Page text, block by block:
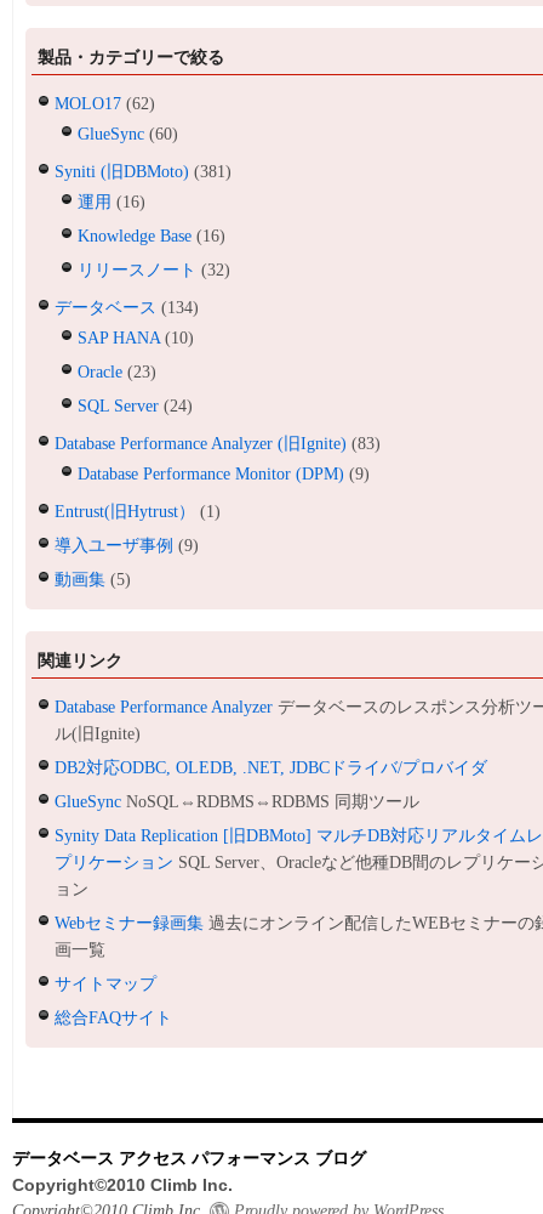
製品・カテゴリーで絞る
MOLO17 (62)
GlueSync (60)
Syniti (旧DBMoto) (381)
運用 (16)
Knowledge Base (16)
リリースノート (32)
データベース (134)
SAP HANA(10)
Oracle (23)
SQL Server (24)
Database Performance Analyzer (旧Ignite) (83)
Database Performance Monitor (DPM) (9)
Entrust(旧Hytrust）
(1)
導入ユーザ事例 (9)
動画集 (5)
関連リンク
Database Performance Analyzer データベースのレスポンス分析ツ
ル(旧Ignite)
DB2対応ODBC, OLEDB, .NET, JDBCドライバ/プロバイダ
GlueSync NoSQL⇔RDBMS⇔RDBMS 同期ツール
Synity Data Replication [旧DBMoto] マルチDB対応リアルタイムレ
プリケーション SQL Server、Oracleなど他種DB間のレプリケー
ョン
Webセミナー録画集 過去にオンライン配信したWEBセミナーの
画一覧
サイトマップ
総合FAQサイト
データベース アクセス パフォーマンス ブログ
Copyright©2010 Climb Inc.